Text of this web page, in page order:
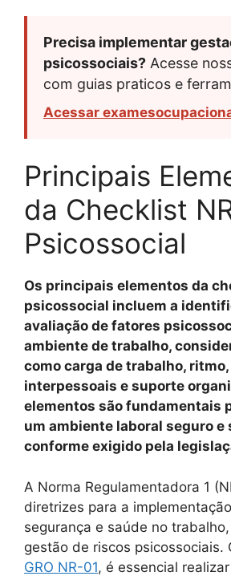
Precisa implementar
psicossociais? Acesse
com guias praticos e
Acessar
Principais
da Checklist
Psicossocial
Os principais elementos da
psicossocial incluem a
avaliação de fatores
ambiente de trabalho,
como carga de trabalho,
interpessoais e suporte
elementos são fundamentais
um ambiente laboral seguro e
conforme exigido pela
A Norma Regulamentadora 1
diretrizes para a
segurança e saúde no
gestão de riscos psicossociais.
GRO NR-01, é essencial